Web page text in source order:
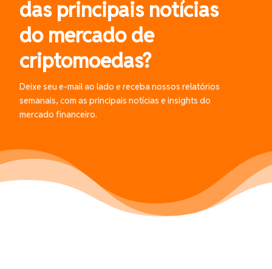
das principais notícias
do mercado de
criptomoedas?
Deixe seu e-mail ao lado e receba nossos relatórios
semanais, com as principais notícias e insights do
mercado financeiro.